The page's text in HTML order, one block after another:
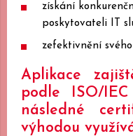
získání
poskytovateli IT
zefektivnění svého
Aplikace
podle ISO/
následné
výhodou